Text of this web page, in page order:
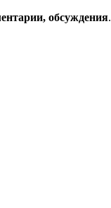
обсуждения.